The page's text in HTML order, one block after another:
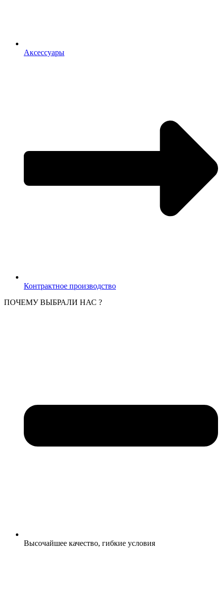
Аксессуары
Контрактное производство
ПОЧЕМУ ВЫБРАЛИ НАС ?
Высочайшее качество, гибкие условия